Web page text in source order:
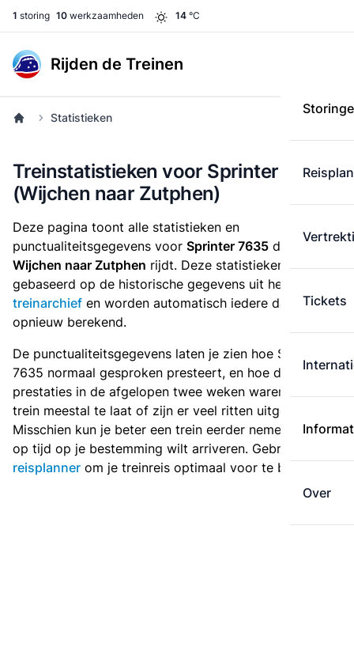
1 storing 10 werkzaamheden 14 °C
Rijden de Treinen
Tickets
Over
Statistieken
Treinstatistieken voor Sprinter 7635
(Wijchen naar Zutphen)
Deze pagina toont alle statistieken en
punctualiteitsgegevens voor Sprinter 7635 die
van
Wijchen naar Zutphen rijdt. Deze statistieken zijn
gebaseerd op de historische gegevens uit het
treinarchief en worden automatisch iedere dag
opnieuw berekend.
De punctualiteitsgegevens laten je zien hoe Sprinter
7635 normaal gesproken presteert, en hoe de
prestaties in de afgelopen twee weken waren. Is deze
trein meestal te laat of zijn er veel ritten uitgevallen?
Misschien kun je beter een trein eerder nemen als je
op tijd op je bestemming wilt arriveren. Gebruik de
reisplanner om je treinreis optimaal voor te bereiden.